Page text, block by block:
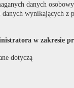
danych
wynikających z
w zakresie
dotyczą